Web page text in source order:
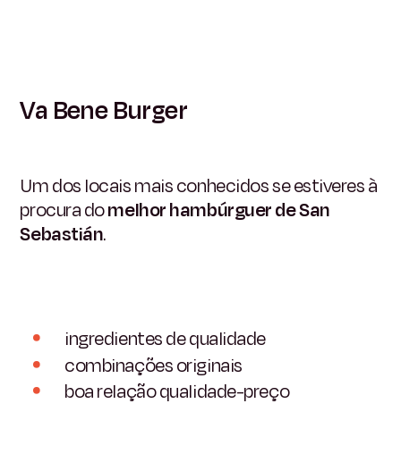
Va Bene Burger
Um dos locais mais conhecidos se estiveres à
procura domelhor hambúrguer de San
Sebastián.
ingredientes de qualidade
combinações originais
boa relação qualidade-preço